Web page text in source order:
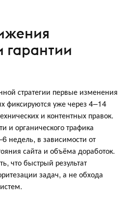
гарантии
стратегии первые изменения
фиксируются уже через 4–14
и контентных правок.
и органического трафика
недель, в зависимости от
сайта и объёма доработок.
что быстрый результат
задач, а не обхода